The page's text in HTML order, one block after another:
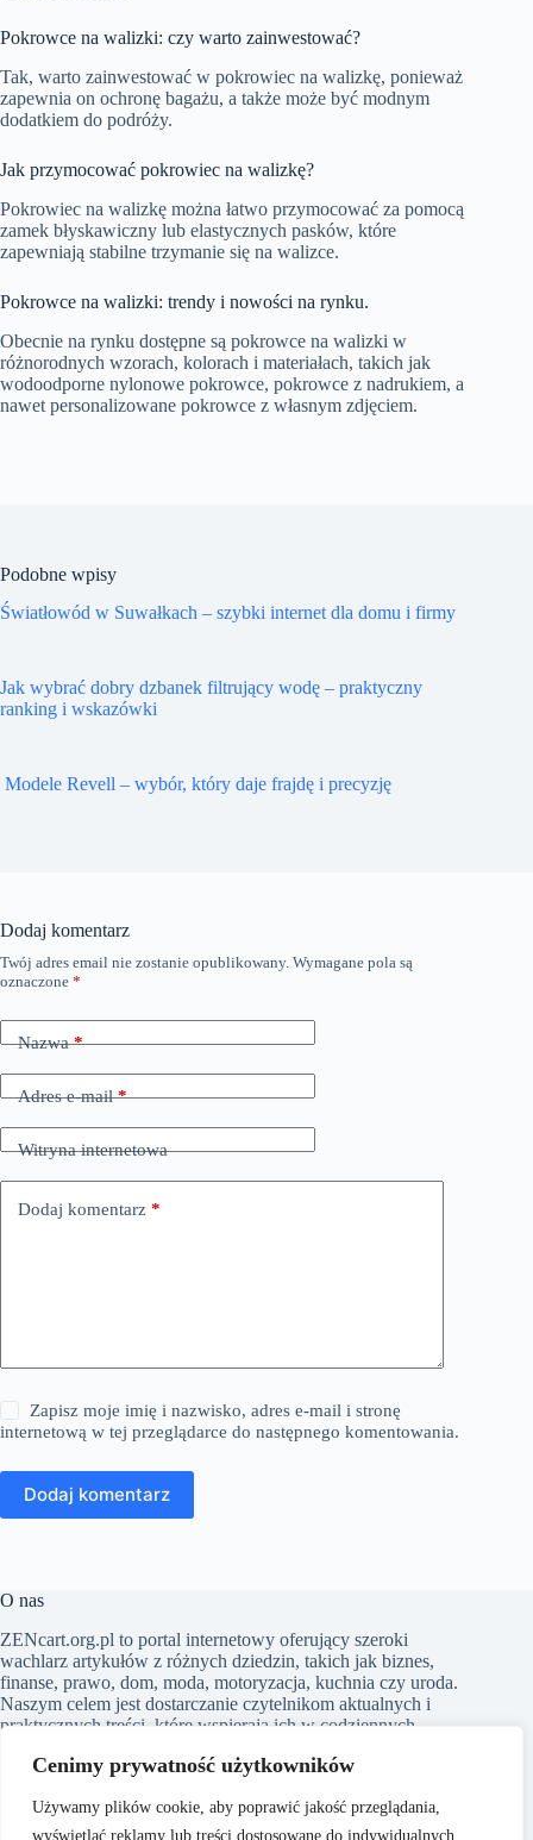
Cenimy prywatność użytkowników
Używamy plików cookie, aby poprawić jakość przeglądania,
wyświetlać reklamy lub treści dostosowane do indywidualnych
Pokrowce na walizki: czy warto zainwestować?
Tak, warto zainwestować w pokrowiec na walizkę, ponieważ
zapewnia on ochronę bagażu, a także może być modnym
dodatkiem do podróży.
Jak przymocować pokrowiec na walizkę?
Pokrowiec na walizkę można łatwo przymocować za pomocą
zamek błyskawiczny lub elastycznych pasków, które
zapewniają stabilne trzymanie się na walizce.
Pokrowce na walizki: trendy i nowości na rynku.
Obecnie na rynku dostępne są pokrowce na walizki w
różnorodnych wzorach, kolorach i materiałach, takich jak
wodoodporne nylonowe pokrowce, pokrowce z nadrukiem, a
nawet personalizowane pokrowce z własnym zdjęciem.
Podobne wpisy
Światłowód w Suwałkach – szybki internet dla domu i firmy
Jak wybrać dobry dzbanek filtrujący wodę – praktyczny
ranking i wskazówki
Modele Revell – wybór, który daje frajdę i precyzję
Dodaj komentarz
Twój adres email nie zostanie opublikowany. Wymagane pola są
oznaczone *
Nazwa*
Adres e-mail*
Witryna internetowa
Dodaj komentarz *
Zapisz moje imię i nazwisko, adres e-mail i stronę
internetową w tej przeglądarce do następnego komentowania.
Dodaj komentarz
O nas
​ZENcart.org.pl to portal internetowy oferujący szeroki
wachlarz artykułów z różnych dziedzin, takich jak biznes,
finanse, prawo, dom, moda, motoryzacja, kuchnia czy uroda.
Naszym celem jest dostarczanie czytelnikom aktualnych i
praktycznych treści, które wspierają ich w codziennych
artykuły były zrozumiałe i dostępne dla każdego, niezależnie